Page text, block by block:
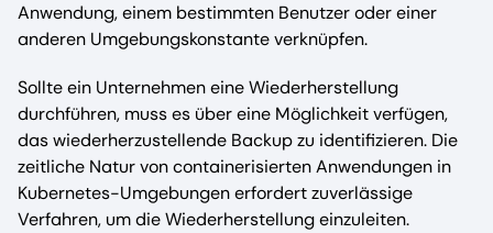
Anwendung, einem bestimmten Benutzer oder einer
anderen Umgebungskonstante verknüpfen.
Sollte ein Unternehmen eine Wiederherstellung
durchführen, muss es über eine Möglichkeit verfügen,
das wiederherzustellende Backup zu identifizieren. Die
zeitliche Natur von containerisierten Anwendungen in
Kubernetes-Umgebungen erfordert zuverlässige
Verfahren, um die Wiederherstellung einzuleiten.